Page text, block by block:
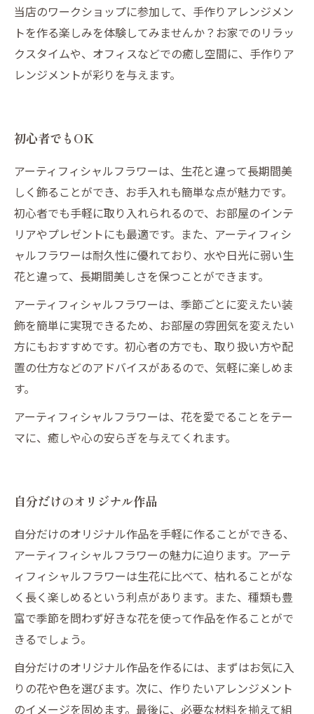
当店のワークショップに参加して、手作りアレンジメン
トを作る楽しみを体験してみませんか？お家でのリラッ
クスタイムや、オフィスなどでの癒し空間に、手作りア
レンジメントが彩りを与えます。
初心者でもOK
アーティフィシャルフラワーは、生花と違って長期間美
しく飾ることができ、お手入れも簡単な点が魅力です。
初心者でも手軽に取り入れられるので、お部屋のインテ
リアやプレゼントにも最適です。また、アーティフィシ
ャルフラワーは耐久性に優れており、水や日光に弱い生
花と違って、長期間美しさを保つことができます。
アーティフィシャルフラワーは、季節ごとに変えたい装
飾を簡単に実現できるため、お部屋の雰囲気を変えたい
方にもおすすめです。初心者の方でも、取り扱い方や配
置の仕方などのアドバイスがあるので、気軽に楽しめま
す。
アーティフィシャルフラワーは、花を愛でることをテー
マに、癒しや心の安らぎを与えてくれます。
自分だけのオリジナル作品
自分だけのオリジナル作品を手軽に作ることができる、
アーティフィシャルフラワーの魅力に迫ります。アーテ
ィフィシャルフラワーは生花に比べて、枯れることがな
く長く楽しめるという利点があります。また、種類も豊
富で季節を問わず好きな花を使って作品を作ることがで
きるでしょう。
自分だけのオリジナル作品を作るには、まずはお気に入
りの花や色を選びます。次に、作りたいアレンジメント
のイメージを固めます。最後に、必要な材料を揃えて組